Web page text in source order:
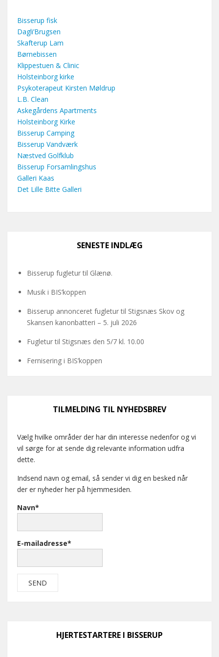
Bisserup fisk
Dagli’Brugsen
Skafterup Lam
Børnebissen
Klippestuen & Clinic
Holsteinborg kirke
Psykoterapeut Kirsten Møldrup
L.B. Clean
Askegårdens Apartments
Holsteinborg Kirke
Bisserup Camping
Bisserup Vandværk
Næstved Golfklub
Bisserup Forsamlingshus
Galleri Kaas
Det Lille Bitte Galleri
SENESTE INDLÆG
Bisserup fugletur til Glænø.
Musik i BIS’koppen
Bisserup annonceret fugletur til Stigsnæs Skov og
Skansen kanonbatteri – 5. juli 2026
Fugletur til Stigsnæs den 5/7 kl. 10.00
Fernisering i BIS’koppen
TILMELDING TIL NYHEDSBREV
Vælg hvilke områder der har din interesse nedenfor og vi
vil sørge for at sende dig relevante information udfra
dette.
Indsend navn og email, så sender vi dig en besked når
der er nyheder her på hjemmesiden.
Navn*
E-mailadresse*
HJERTESTARTERE I BISSERUP